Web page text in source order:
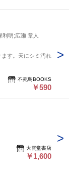
明;広瀬 章人
す。天にシミ汚れ
不死鳥BOOKS
￥590
大雲堂書店
￥1,600